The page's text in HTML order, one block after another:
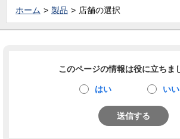
ホーム 製品 店舗の選択
このページの情報は役に立ちま
はい いい
送信する